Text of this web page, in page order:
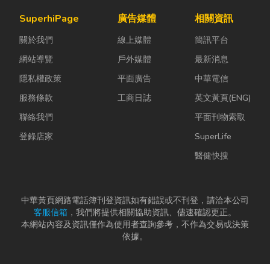
SuperhiPage
關於我們
網站導覽
隱私權政策
服務條款
聯絡我們
登錄店家
廣告媒體
線上媒體
戶外媒體
平面廣告
工商日誌
相關資訊
簡訊平台
最新消息
中華電信
英文黃頁(ENG)
平面刊物索取
SuperLife
醫健快搜
中華黃頁網路電話簿刊登資訊如有錯誤或不刊登，請洽本公司
客服信箱 ，我們將提供相關協助資訊、儘速確認更正。
本網站內容及資訊僅作為使用者查詢參考，不作為交易或決策
依據。